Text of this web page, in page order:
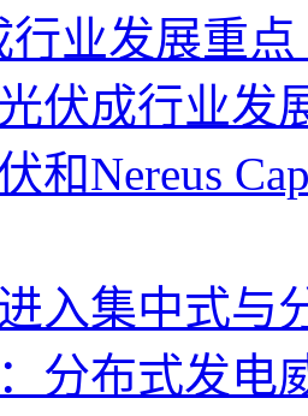
行业发展重点
伏成行业发
和Nereus
入集中式与
分布式发电